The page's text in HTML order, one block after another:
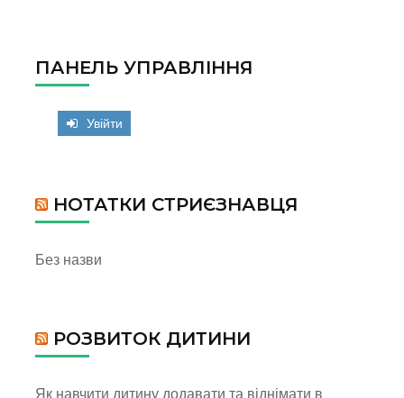
ПАНЕЛЬ УПРАВЛІННЯ
Увійти
НОТАТКИ СТРИЄЗНАВЦЯ
Без назви
РОЗВИТОК ДИТИНИ